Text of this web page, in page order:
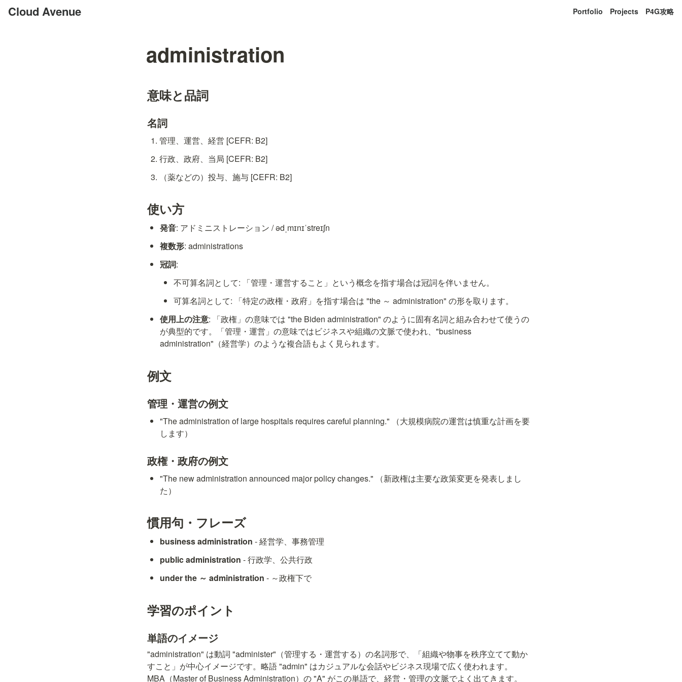
Cloud Avenue Portfolio Projects P4G攻略
administration
意味と品詞
名詞
管理、運営、経営 [CEFR: B2]
行政、政府、当局 [CEFR: B2]
（薬などの）投与、施与 [CEFR: B2]
使い方
発音: アドミニストレーション / ədˌmɪnɪˈstreɪʃn
複数形: administrations
冠詞:
不可算名詞として: 「管理・運営すること」という概念を指す場合は冠詞を伴いません。
可算名詞として: 「特定の政権・政府」を指す場合は "the ～ administration" の形を取ります。
使用上の注意: 「政権」の意味では "the Biden administration" のように固有名詞と組み合わせて使うの
が典型的です。「管理・運営」の意味ではビジネスや組織の文脈で使われ、"business
administration"（経営学）のような複合語もよく見られます。
例文
管理・運営の例文
"The administration of large hospitals requires careful planning." （大規模病院の運営は慎重な計画を要
します）
政権・政府の例文
"The new administration announced major policy changes." （新政権は主要な政策変更を発表しまし
た）
慣用句・フレーズ
business administration - 経営学、事務管理
public administration - 行政学、公共行政
under the ～ administration - ～政権下で
学習のポイント
単語のイメージ
"administration" は動詞 "administer"（管理する・運営する）の名詞形で、「組織や物事を秩序立てて動か
すこと」が中心イメージです。略語 "admin" はカジュアルな会話やビジネス現場で広く使われます。
MBA（Master of Business Administration）の "A" がこの単語で、経営・管理の文脈でよく出てきます。